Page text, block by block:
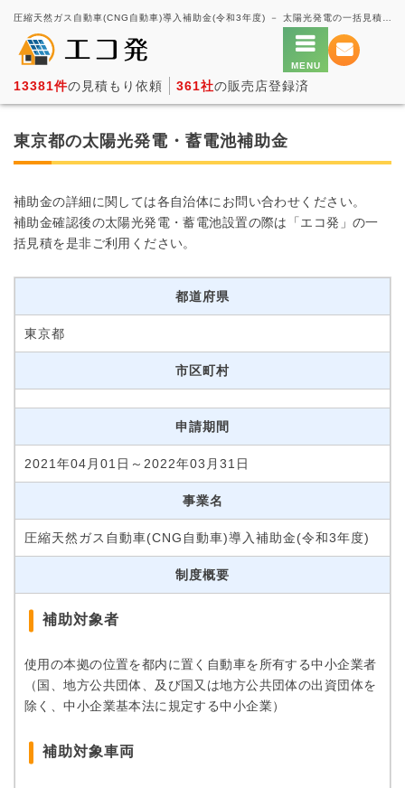
13381件の見積もり依頼 361社の販売店登録済
東京都の太陽光発電・蓄電池補助金
補助金の詳細に関しては各自治体にお問い合わせください。
補助金確認後の太陽光発電・蓄電池設置の際は「エコ発」の一
括見積を是非ご利用ください。
都道府県
東京都
市区町村
申請期間
2021年04月01日～2022年03月31日
事業名
圧縮天然ガス自動車(CNG自動車)導入補助金(令和3年度)
制度概要
補助対象者
使用の本拠の位置を都内に置く自動車を所有する中小企業者
（国、地方公共団体、及び国又は地方公共団体の出資団体を
除く、中小企業基本法に規定する中小企業）
補助対象車両